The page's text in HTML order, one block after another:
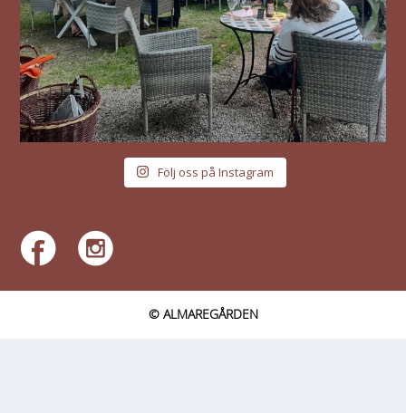
Följ oss på Instagram
© ALMAREGÅRDEN